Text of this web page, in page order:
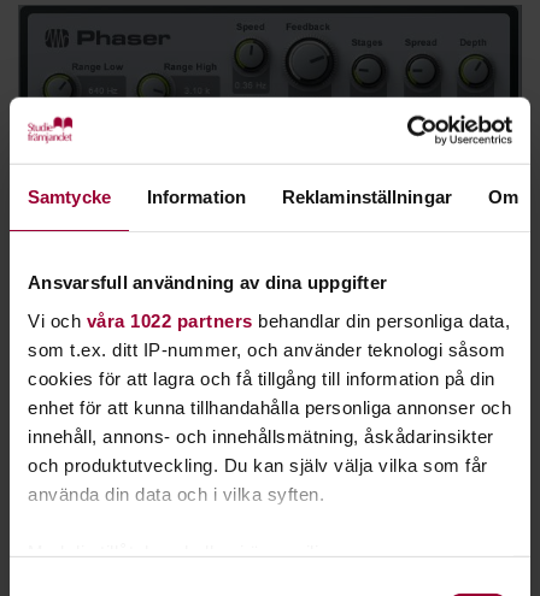
Samtycke Information Reklaminställningar Om
Ansvarsfull användning av dina uppgifter
Vi och våra 1022 partners behandlar din personliga data,
som t.ex. ditt IP-nummer, och använder teknologi såsom
cookies för att lagra och få tillgång till information på din
enhet för att kunna tillhandahålla personliga annonser och
innehåll, annons- och innehållsmätning, åskådarinsikter
och produktutveckling. Du kan själv välja vilka som får
använda din data och i vilka syften.
Foto: Burt von Bolton
Expander
Ger ökad dynamik. Det vill säga, skillnaderna mellan de
som kommer under threshold-värdet och används bland
annat vid brusreducering.
Foto: Burt von Bolton